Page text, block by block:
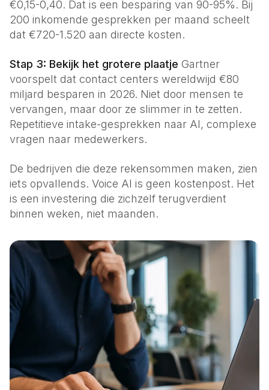
€0,15-0,40. Dat is een besparing van 90-95%. Bij
200 inkomende gesprekken per maand scheelt
dat €720-1.520 aan directe kosten.
Stap 3: Bekijk het grotere plaatje Gartner
voorspelt dat contact centers wereldwijd €80
miljard besparen in 2026. Niet door mensen te
vervangen, maar door ze slimmer in te zetten.
Repetitieve intake-gesprekken naar AI, complexe
vragen naar medewerkers.
De bedrijven die deze rekensommen maken, zien
iets opvallends. Voice AI is geen kostenpost. Het
is een investering die zichzelf terugverdient
binnen weken, niet maanden.